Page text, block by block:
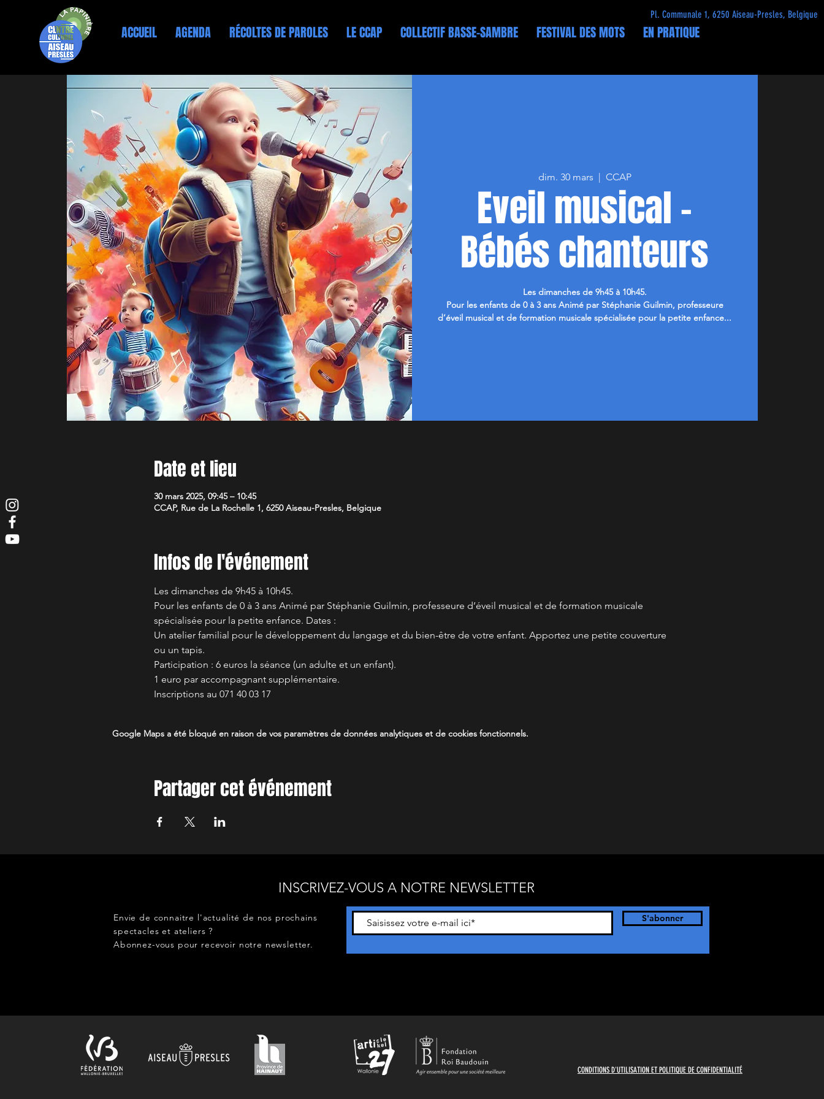
ACCUEIL AGENDA RÉCOLTES DE PAROLES LE CCAP COLLECTIF BASSE-SAMBRE FESTIVAL DES MOTS EN PRATIQUE
Pl. Communale 1, 6250 Aiseau-Presles, Belgique
dim. 30 mars
  |
CCAP
Eveil musical -
Bébés chanteurs
Les dimanches de 9h45 à 10h45.
Pour les enfants de 0 à 3 ans Animé par Stéphanie Guilmin, professeure
d’éveil musical et de formation musicale spécialisée pour la petite enfance...
Date et lieu
30 mars 2025, 09:45 – 10:45
CCAP, Rue de La Rochelle 1, 6250 Aiseau-Presles, Belgique
Infos de l'événement
Les dimanches de 9h45 à 10h45.
Pour les enfants de 0 à 3 ans Animé par Stéphanie Guilmin, professeure d’éveil musical et de formation musicale
spécialisée pour la petite enfance. Dates :
Un atelier familial pour le développement du langage et du bien-être de votre enfant. Apportez une petite couverture
ou un tapis.
Participation : 6 euros la séance (un adulte et un enfant).
1 euro par accompagnant supplémentaire.
Inscriptions au 071 40 03 17
Google Maps a été bloqué en raison de vos paramètres de données analytiques et de cookies fonctionnels.
Partager cet événement
INSCRIVEZ-VOUS A NOTRE NEWSLETTER
Envie de connaitre l'actualité de nos prochains
spectacles et ateliers ?
Abonnez-vous pour recevoir notre newsletter.
S'abonner
CONDITIONS D'UTILISATION ET POLITIQUE DE CONFIDENTIALITÉ